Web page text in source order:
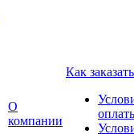
О
компании
Как